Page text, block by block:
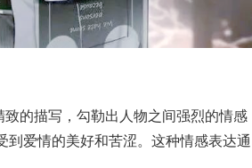
的描写，勾勒出人物之间强烈的情感
爱情的美好和苦涩。这种情感表达通